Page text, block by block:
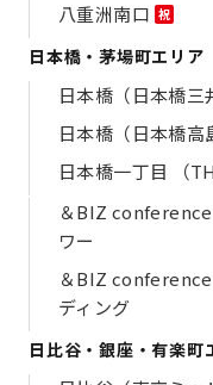
八重洲南口 祝
日本橋・茅場町エリア
日本橋（日本橋三
日本橋（日本橋高
日本橋一丁目 （
＆BIZ
ワー
＆BIZ
ディング
日比谷・銀座・有楽町